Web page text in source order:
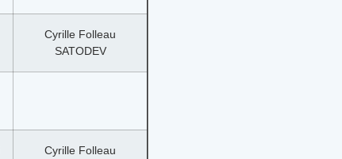
Cyrille Folleau
SATODEV
Cyrille Folleau